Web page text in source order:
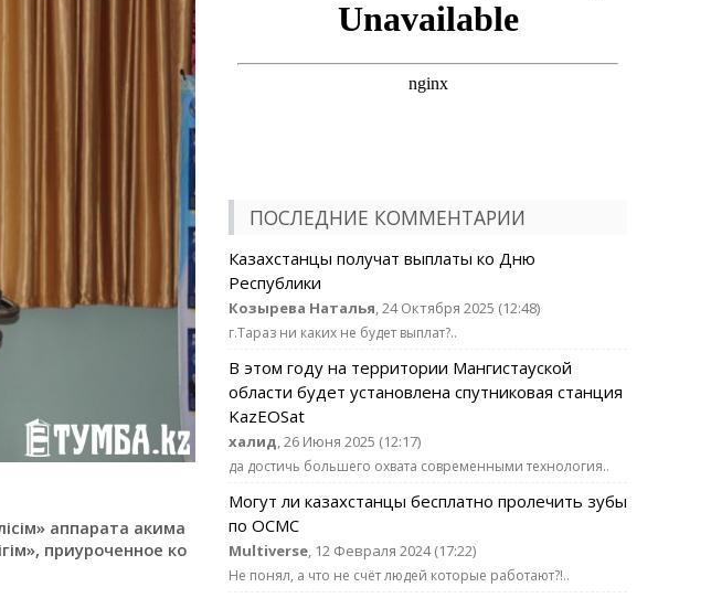
аппарата акима
приуроченное ко
ПОСЛЕДНИЕ КОММЕНТАРИИ
Казахстанцы получат выплаты ко Дню
Республики
Козырева Наталья, 24 Октября 2025 (12:48)
г.Тараз ни каких не будет выплат?..
В этом году на территории Мангистауской
области будет установлена спутниковая станция
KazEOSat
халид, 26 Июня 2025 (12:17)
да достичь большего охвата современными технология..
Могут ли казахстанцы бесплатно пролечить зубы
по ОСМС
Multiverse, 12 Февраля 2024 (17:22)
Не понял, а что не счёт людей которые работают?!..